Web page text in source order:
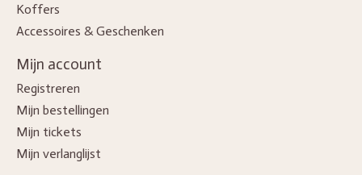
Koffers
Accessoires & Geschenken
Mijn account
Registreren
Mijn bestellingen
Mijn tickets
Mijn verlanglijst